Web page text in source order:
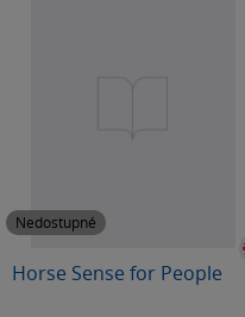
Nedostupné
Horse Sense for People